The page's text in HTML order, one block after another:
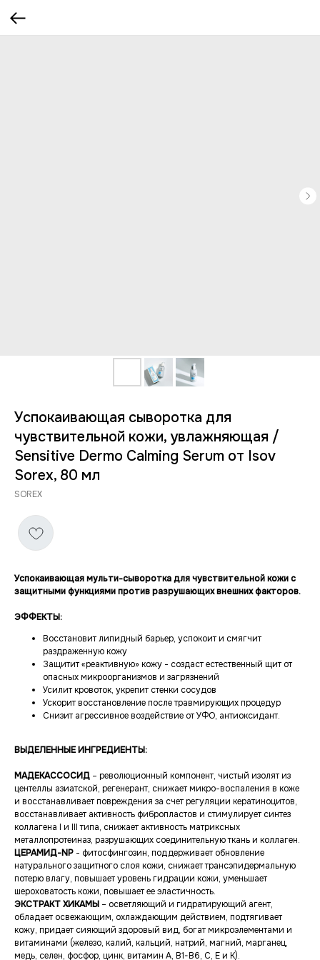
Успокаивающая сыворотка для
чувствительной кожи, увлажняющая /
Sensitive Dermo Calming Serum от Isov
Sorex, 80 мл
SOREX
Успокаивающая мульти-сыворотка для чувствительной кожи с
защитными функциями против разрушающих внешних факторов.
ЭФФЕКТЫ:
Восстановит липидный барьер, успокоит и смягчит
раздраженную кожу
Защитит «реактивную» кожу - создаст естественный щит от
опасных микроорганизмов и загрязнений
Усилит кровоток, укрепит стенки сосудов
Ускорит восстановление после травмирующих процедур
Снизит агрессивное воздействие от УФО, антиоксидант.
ВЫДЕЛЕННЫЕ ИНГРЕДИЕНТЫ:
МАДЕКАССОСИД – революционный компонент, чистый изолят из
центеллы азиатской, регенерант, снижает микро-воспаления в коже
и восстанавливает повреждения за счет регуляции кератиноцитов,
восстанавливает активность фибропластов и стимулирует синтез
коллагена I и III типа, снижает активность матриксных
металлопротеиназ, разрушающих соединительную ткань и коллаген.
ЦЕРАМИД-NP - фитосфингозин, поддерживает обновление
натурального защитного слоя кожи, снижает трансэпидермальную
потерю влагу, повышает уровень гидрации кожи, уменьшает
шероховатость кожи, повышает ее эластичность.
ЭКСТРАКТ ХИКАМЫ – осветляющий и гидратирующий агент,
обладает освежающим, охлаждающим действием, подтягивает
кожу, придает сияющий здоровый вид, богат микроэлементами и
витаминами (железо, калий, кальций, натрий, магний, марганец,
медь, селен, фосфор, цинк, витамин А, В1-В6, С, Е и К).